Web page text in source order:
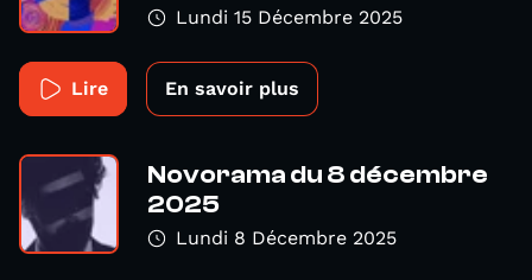
Lundi 15 Décembre 2025
Lire En savoir plus
Novorama du 8 décembre
2025
Lundi 8 Décembre 2025